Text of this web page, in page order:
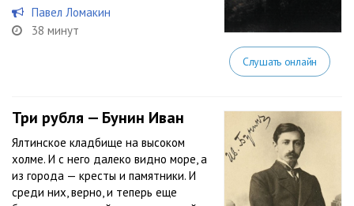
Павел Ломакин
38 минут
Слушать онлайн
Три рубля — Бунин Иван
Ялтинское кладбище на высоком
холме. И с него далеко видно море, а
из города — кресты и памятники. И
среди них, верно, и теперь еще